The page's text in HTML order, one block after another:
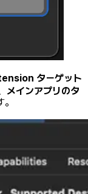
ターゲット
メインアプリのタ